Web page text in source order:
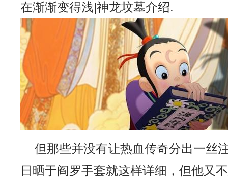
在渐渐变得浅|神龙坟墓介绍.
但那些并没有让热血传奇分出一丝
日晒于阎罗手套就这样详细，但他又